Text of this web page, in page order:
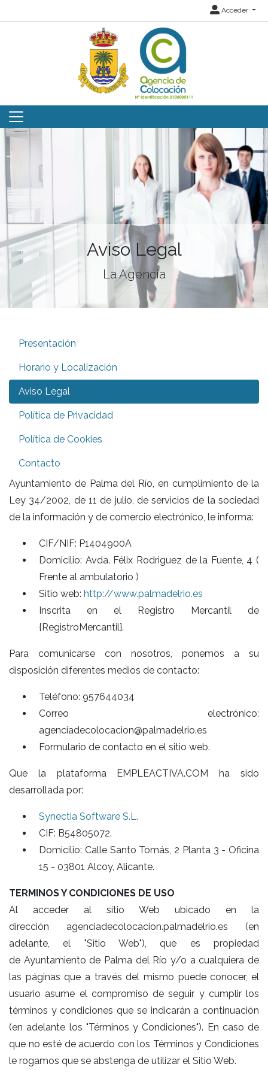
Acceder
Aviso Legal
La Agencia
Presentación
Horario y Localización
Aviso Legal
Política de Privacidad
Política de Cookies
Contacto
Ayuntamiento de Palma del Río, en cumplimiento de la
Ley 34/2002, de 11 de julio, de servicios de la sociedad
de la información y de comercio electrónico, le informa:
CIF/NIF: P1404900A
Domicilio: Avda. Félix Rodriguez de la Fuente, 4 (
Frente al ambulatorio )
Sitio web: http://www.palmadelrio.es
Inscrita en el Registro Mercantil de
{RegistroMercantil}.
Para comunicarse con nosotros, ponemos a su
disposición diferentes medios de contacto:
Teléfono: 957644034
Correo electrónico:
agenciadecolocacion@palmadelrio.es
Formulario de contacto en el sitio web.
Que la plataforma EMPLEACTIVA.COM ha sido
desarrollada por:
Synectia Software S.L.
CIF: B54805072.
Domicilio: Calle Santo Tomás, 2 Planta 3 - Oficina
15 - 03801 Alcoy, Alicante.
TERMINOS Y CONDICIONES DE USO
Al acceder al sitio Web ubicado en la
dirección agenciadecolocacion.palmadelrio.es (en
adelante, el "Sitio Web"), que es propiedad
de Ayuntamiento de Palma del Río y/o a cualquiera de
las páginas que a través del mismo puede conocer, el
usuario asume el compromiso de seguir y cumplir los
términos y condiciones que se indicarán a continuación
(en adelante los "Términos y Condiciones"). En caso de
que no esté de acuerdo con los Términos y Condiciones
le rogamos que se abstenga de utilizar el Sitio Web.